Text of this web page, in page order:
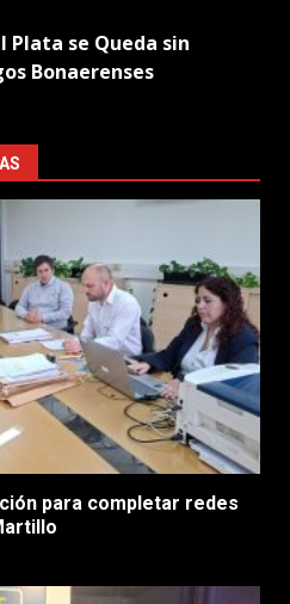
Plata se Queda sin
Bonaerenses
para completar redes